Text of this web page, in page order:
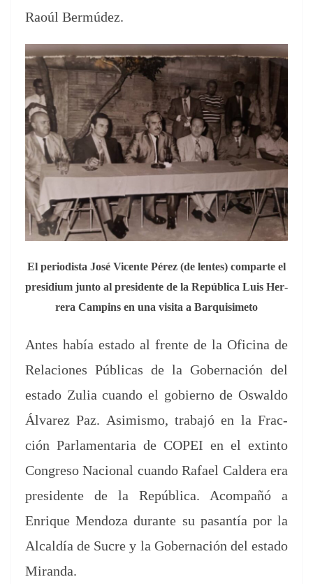
Raoúl Bermúdez.
El peri­odista José Vicente Pérez (de lentes) com­parte el
pre­sid­i­um jun­to al pres­i­dente de la Repúbli­ca Luis Her­
rera Campins en una visi­ta a Barquisimeto
Antes había esta­do al frente de la Ofic­i­na de
Rela­ciones Públi­cas de la Gob­er­nación del
esta­do Zulia cuan­do el gob­ier­no de Oswal­do
Álvarez Paz. Asimis­mo, tra­ba­jó en la Frac­
ción Par­la­men­taria de COPEI en el extin­to
Con­gre­so Nacional cuan­do Rafael Caldera era
pres­i­dente de la Repúbli­ca. Acom­pañó a
Enrique Men­doza durante su pas­an­tía por la
Alcaldía de Sucre y la Gob­er­nación del esta­do
Miranda.